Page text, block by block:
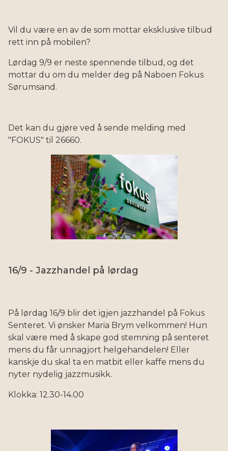
Vil du være en av de som mottar eksklusive tilbud
rett inn på mobilen?
Lørdag 9/9 er neste spennende tilbud, og det
mottar du om du melder deg på Naboen Fokus
Sørumsand.
Det kan du gjøre ved å sende melding med
"FOKUS" til 26660.
16/9 - Jazzhandel på lørdag
På lørdag 16/9 blir det igjen jazzhandel på Fokus
Senteret. Vi ønsker Maria Brym velkommen! Hun
skal være med å skape god stemning på senteret
mens du får unnagjort helgehandelen! Eller
kanskje du skal ta en matbit eller kaffe mens du
nyter nydelig jazzmusikk.
Klokka: 12.30-14.00